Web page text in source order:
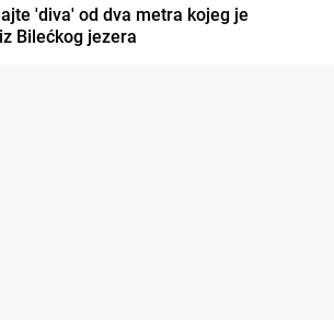
'diva' od dva metra kojeg je
Bilećkog jezera